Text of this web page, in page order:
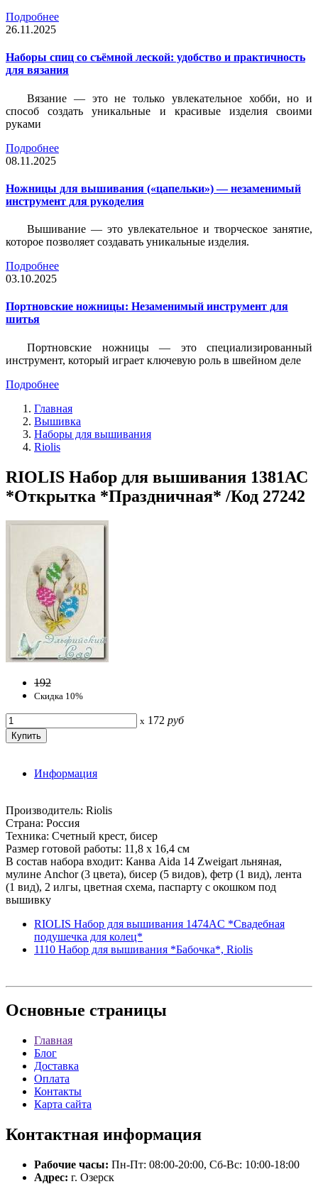
Подробнее
26.11.2025
Наборы спиц со съёмной леской: удобство и практичность
для вязания
Вязание — это не только увлекательное хобби, но и
способ создать уникальные и красивые изделия своими
руками
Подробнее
08.11.2025
Ножницы для вышивания («цапельки») — незаменимый
инструмент для рукоделия
Вышивание — это увлекательное и творческое занятие,
которое позволяет создавать уникальные изделия.
Подробнее
03.10.2025
Портновские ножницы: Незаменимый инструмент для
шитья
Портновские ножницы — это специализированный
инструмент, который играет ключевую роль в швейном деле
Подробнее
Главная
Вышивка
Наборы для вышивания
Riolis
RIOLIS Набор для вышивания 1381АС
*Открытка *Праздничная* /Код 27242
192
Скидка 10%
x 172 руб
Информация
Производитель: Riolis
Страна: Россия
Техника: Счетный крест, бисер
Размер готовой работы: 11,8 х 16,4 см
В состав набора входит: Канва Aida 14 Zweigart льняная,
мулине Anchor (3 цвета), бисер (5 видов), фетр (1 вид), лента
(1 вид), 2 илгы, цветная схема, паспарту с окошком под
вышивку
RIOLIS Набор для вышивания 1474AC *Свадебная
подушечка для колец*
1110 Набор для вышивания *Бабочка*, Riolis
Основные страницы
Главная
Блог
Доставка
Оплата
Контакты
Карта сайта
Контактная информация
Рабочие часы: Пн-Пт: 08:00-20:00, Сб-Вс: 10:00-18:00
Адрес: г. Озерск